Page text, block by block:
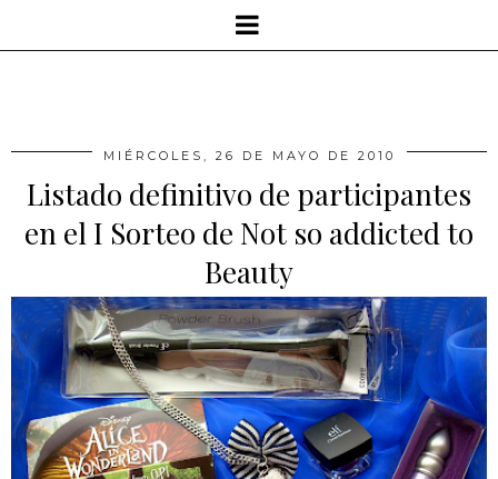
MIÉRCOLES, 26 DE MAYO DE 2010
Listado definitivo de participantes
en el I Sorteo de Not so addicted to
Beauty